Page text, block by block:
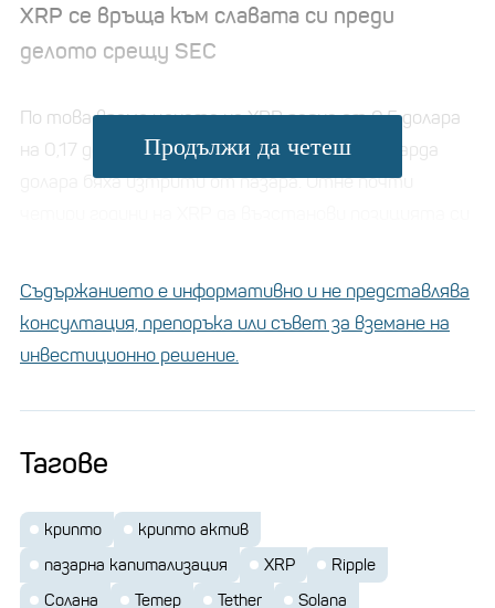
XRP се връща към славата си преди
делото срещу SEC
По това време цената на XRP падна от 0,5 долара
на 0,17 долара, като приблизително 15 милиарда
долара бяха изтрити от пазара. Отне почти
сега се изкачва по-високо.
XRP е на 27% разстояние от най-високата си
поставена през януари 2018 г. Сега активът
на крипто активите.
първото си място с пазарна
капитализация от близо 2 трилиона
долара, докато Етерът следва с оценка от
Продължи да четеш
Съдържанието е информативно и не представлява
консултация, препоръка или съвет за вземане на
инвестиционно решение.
Тагове
крипто
крипто актив
пазарна капитализация
XRP
Ripple
Солана
Тетер Tether Solana